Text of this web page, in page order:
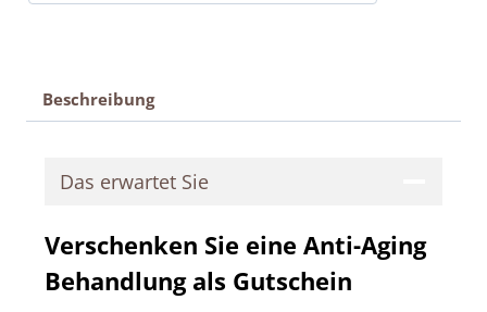
Beschreibung
Das erwartet Sie
Verschenken Sie eine Anti-Aging
Behandlung als Gutschein